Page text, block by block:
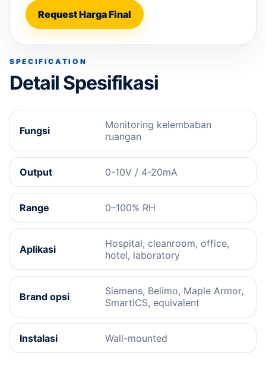
Request Harga Final
SPECIFICATION
Detail Spesifikasi
Fungsi
Monitoring kelembaban
ruangan
Output 0-10V / 4-20mA
Range 0–100% RH
Aplikasi
Hospital, cleanroom, office,
hotel, laboratory
Brand opsi
Siemens, Belimo, Maple Armor,
SmartICS, equivalent
Instalasi Wall-mounted